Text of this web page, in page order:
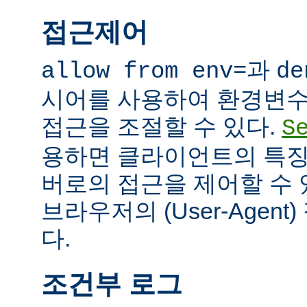
접근제어
allow from env=과
시어를 사용하여 환경변
접근을 조절할 수 있다.
용하면 클라이언트의 특
버로의 접근을 제어할 수
브라우저의 (User-
다.
조건부 로그